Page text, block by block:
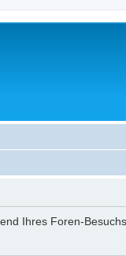
Ihres Foren-